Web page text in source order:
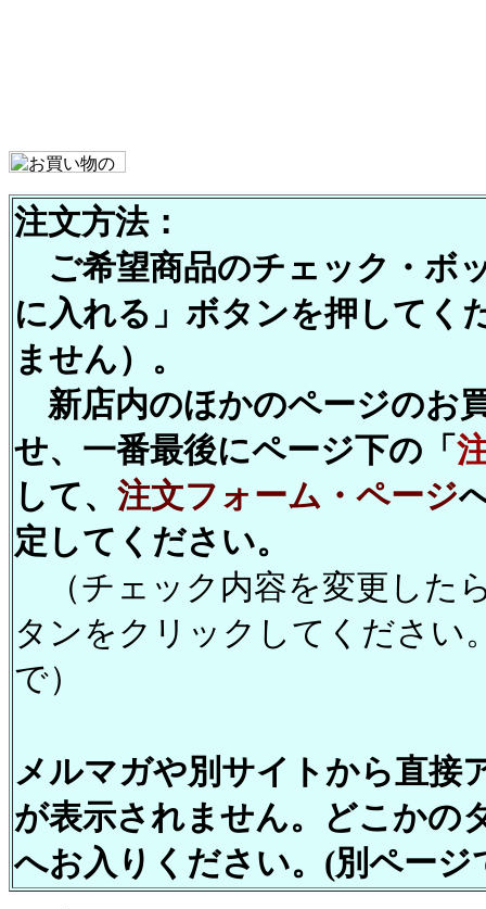
注文方法：
ご希望商品のチェック・ボ
に入れる」ボタンを押してく
ません）。
新店内のほかのページのお
せ、一番最後にページ下の「
して、 注文フォーム・ページ
定してください。
（チェック内容を変更した
タンをクリックしてください
で）
メルマガや別サイトから直接
が表示されません。どこかの
へお入りください。(別ページ